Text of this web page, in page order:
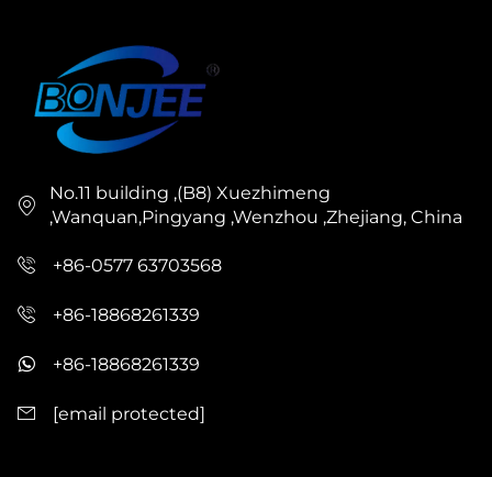
No.11 building ,(B8) Xuezhimeng
,Wanquan,Pingyang ,Wenzhou ,Zhejiang, China
+86-0577 63703568
+86-18868261339
+86-18868261339
[email protected]